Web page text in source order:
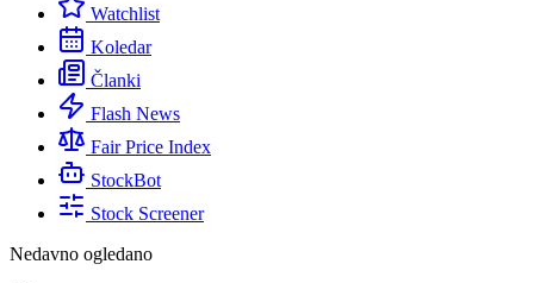
Watchlist
Koledar
Članki
Flash News
Fair Price Index
StockBot
Stock Screener
Nedavno ogledano